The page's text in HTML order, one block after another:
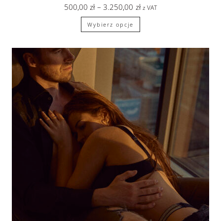
500,00 zł – 3.250,00 zł z VAT
Wybierz opcje